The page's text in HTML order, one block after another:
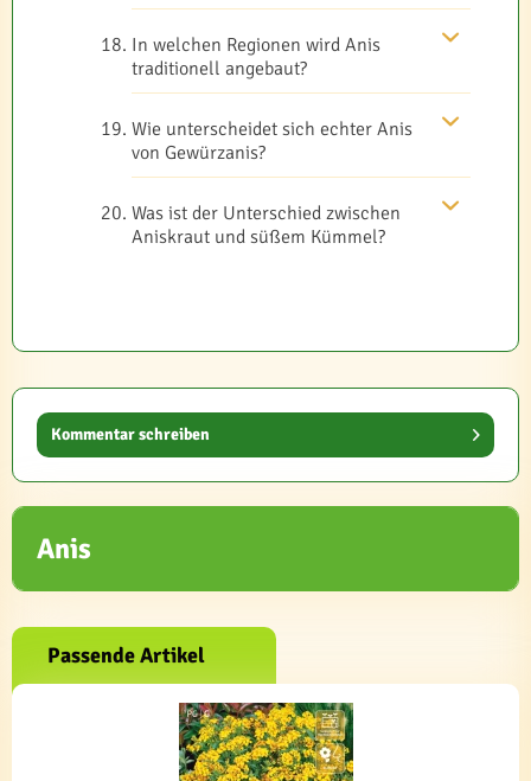
In welchen Regionen wird Anis
traditionell angebaut?
Wie unterscheidet sich echter Anis
von Gewürzanis?
Was ist der Unterschied zwischen
Aniskraut und süßem Kümmel?
Kommentar schreiben
Anis
Passende Artikel